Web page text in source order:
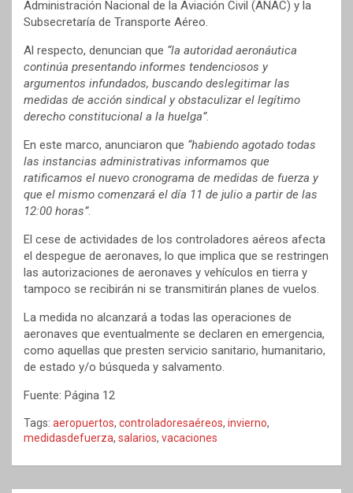
Administración Nacional de la Aviación Civil (ANAC) y la
Subsecretaría de Transporte Aéreo.
Al respecto, denuncian que “la autoridad aeronáutica
continúa presentando informes tendenciosos y
argumentos infundados, buscando deslegitimar las
medidas de acción sindical y obstaculizar el legítimo
derecho constitucional a la huelga”.
En este marco, anunciaron que “habiendo agotado todas
las instancias administrativas informamos que
ratificamos el nuevo cronograma de medidas de fuerza y
que el mismo comenzará el día 11 de julio a partir de las
12:00 horas”.
El cese de actividades de los controladores aéreos afecta
el despegue de aeronaves, lo que implica que se restringen
las autorizaciones de aeronaves y vehículos en tierra y
tampoco se recibirán ni se transmitirán planes de vuelos.
La medida no alcanzará a todas las operaciones de
aeronaves que eventualmente se declaren en emergencia,
como aquellas que presten servicio sanitario, humanitario,
de estado y/o búsqueda y salvamento.
Fuente: Página 12
Tags: aeropuertos, controladoresaéreos, invierno,
medidasdefuerza, salarios, vacaciones